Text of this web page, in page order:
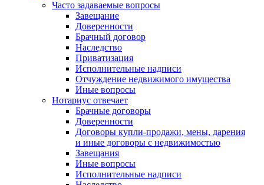
Часто задаваемые вопросы
Завещание
Доверенности
Брачный договор
Наследство
Приватизация
Исполнительные надписи
Отчуждение недвижимого имущества
Иные вопросы
Нотариус отвечает
Брачные договоры
Доверенности
Договоры купли-продажи, мены, дарения
и иные договоры с недвижимостью
Завещания
Иные вопросы
Исполнительные надписи